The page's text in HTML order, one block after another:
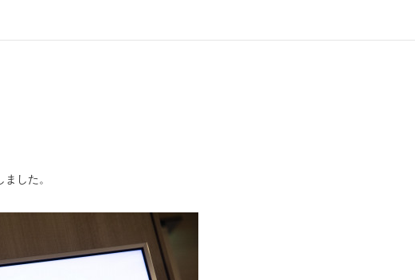
した。